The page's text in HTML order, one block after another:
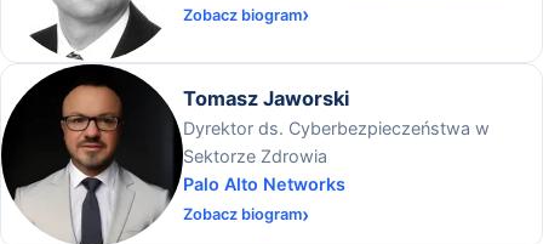
Zobacz biogram
Tomasz Jaworski
Dyrektor ds. Cyberbezpieczeństwa w
Sektorze Zdrowia
Palo Alto Networks
Zobacz biogram